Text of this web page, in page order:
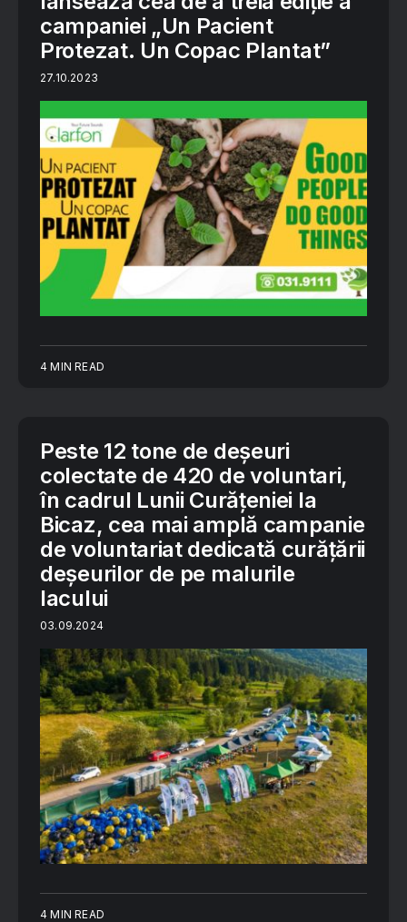
campaniei „Un Pacient
Protezat. Un Copac Plantat”
27.10.2023
4 MIN READ
Peste 12 tone de deșeuri
colectate de 420 de voluntari,
în cadrul Lunii Curățeniei la
Bicaz, cea mai amplă campanie
de voluntariat dedicată curățării
deșeurilor de pe malurile
lacului
03.09.2024
4 MIN READ